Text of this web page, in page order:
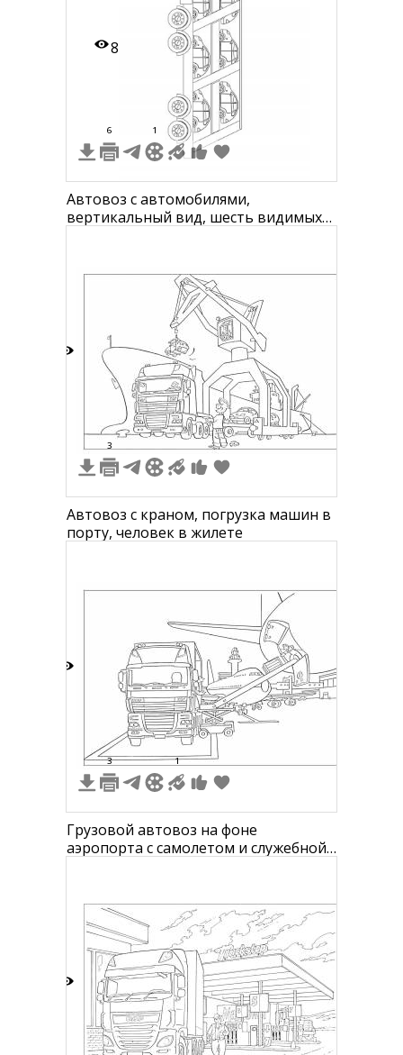
8
6 1
Автовоз с автомобилями,
вертикальный вид, шесть видимых
3
Автовоз с краном, погрузка машин в
порту, человек в жилете
3 1
Грузовой автовоз на фоне
аэропорта с самолетом и служебной